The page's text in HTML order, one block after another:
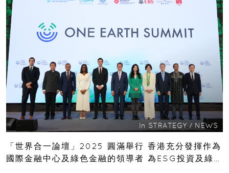
In STRATEGY/ NEWS
「世界合一論壇」2025 圓滿舉行 香港充分發揮作為
國際金融中心及綠色金融的領導者 為ESG投資及綠色